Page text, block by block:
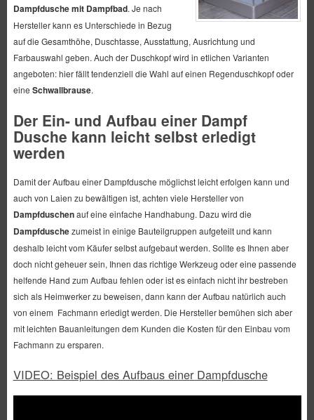
Dampfdusche mit Dampfbad. Je nach
Hersteller kann es Unterschiede in Bezug
auf die Gesamthöhe, Duschtasse, Ausstattung, Ausrichtung und
Farbauswahl geben. Auch der Duschkopf wird in etlichen Varianten
angeboten: hier fällt tendenziell die Wahl auf einen Regenduschkopf oder
eine Schwallbrause.
Der Ein- und Aufbau einer Dampf
Dusche kann leicht selbst erledigt
werden
Damit der Aufbau einer Dampfdusche möglichst leicht erfolgen kann und
auch von Laien zu bewältigen ist, achten viele Hersteller von
Dampfduschenauf eine einfache Handhabung. Dazu wird die
Dampfduschezumeist in einige Bauteilgruppen aufgeteilt und kann
deshalb leicht vom Käufer selbst aufgebaut werden. Sollte es Ihnen aber
doch nicht geheuer sein, Ihnen das richtige Werkzeug oder eine passende
helfende Hand zum Aufbau fehlen oder ist es einfach nicht ihr bestreben
sich als Heimwerker zu beweisen, dann kann der Aufbau natürlich auch
von einem Fachmann erledigt werden. Die Hersteller bemühen sich aber
mit leichten Bauanleitungen dem Kunden die Kosten für den Einbau vom
Fachmann zu ersparen.
VIDEO: Beispiel des Aufbaus einer Dampfdusche